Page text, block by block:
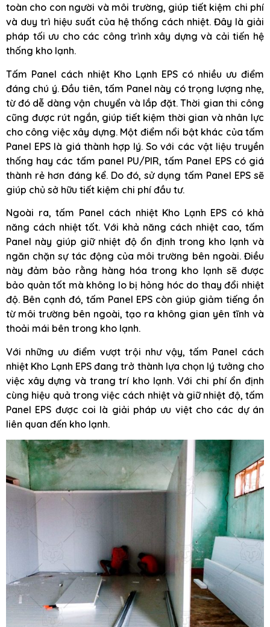
toàn cho con người và môi trường, giúp tiết kiệm chi phí
và duy trì hiệu suất của hệ thống cách nhiệt. Đây là giải
pháp tối ưu cho các công trình xây dựng và cải tiến hệ
thống kho lạnh.
Tấm Panel cách nhiệt Kho Lạnh EPS có nhiều ưu điểm
đáng chú ý. Đầu tiên, tấm Panel này có trọng lượng nhẹ,
từ đó dễ dàng vận chuyển và lắp đặt. Thời gian thi công
cũng được rút ngắn, giúp tiết kiệm thời gian và nhân lực
cho công việc xây dựng. Một điểm nổi bật khác của tấm
Panel EPS là giá thành hợp lý. So với các vật liệu truyền
thống hay các tấm panel PU/PIR, tấm Panel EPS có giá
thành rẻ hơn đáng kể. Do đó, sử dụng tấm Panel EPS sẽ
giúp chủ sở hữu tiết kiệm chi phí đầu tư.
Ngoài ra, tấm Panel cách nhiệt Kho Lạnh EPS có khả
năng cách nhiệt tốt. Với khả năng cách nhiệt cao, tấm
Panel này giúp giữ nhiệt độ ổn định trong kho lạnh và
ngăn chặn sự tác động của môi trường bên ngoài. Điều
này đảm bảo rằng hàng hóa trong kho lạnh sẽ được
bảo quản tốt mà không lo bị hỏng hóc do thay đổi nhiệt
độ. Bên cạnh đó, tấm Panel EPS còn giúp giảm tiếng ồn
từ môi trường bên ngoài, tạo ra không gian yên tĩnh và
thoải mái bên trong kho lạnh.
Với những ưu điểm vượt trội như vậy, tấm Panel cách
nhiệt Kho Lạnh EPS đang trở thành lựa chọn lý tưởng cho
việc xây dựng và trang trí kho lạnh. Với chi phí ổn định
cùng hiệu quả trong việc cách nhiệt và giữ nhiệt độ, tấm
Panel EPS được coi là giải pháp ưu việt cho các dự án
liên quan đến kho lạnh.